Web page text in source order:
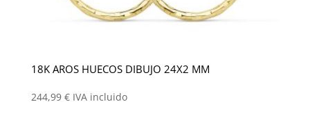
18K AROS HUECOS DIBUJO 24X2 MM
244,99 € IVA incluido